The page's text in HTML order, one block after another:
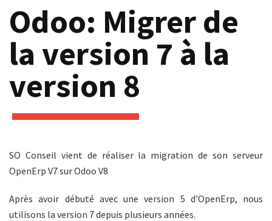
Odoo: Migrer de
la version 7 à la
version 8
SO Conseil vient de réaliser la migration de son serveur
OpenErp V7 sur Odoo V8
Après avoir débuté avec une version 5 d’OpenErp, nous
utilisons la version 7 depuis plusieurs années.